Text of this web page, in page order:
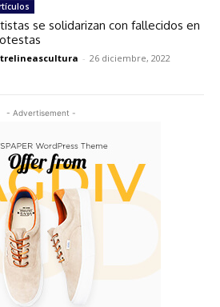
- Advertisement -
se solidarizan con fallecidos en
- 26 diciembre, 2022